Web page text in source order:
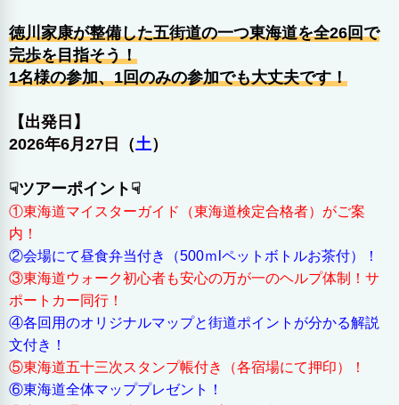
徳川家康が整備した五街道の一つ東海道を全26回で
完歩を目指そう！
1名様の参加、1回のみの参加でも大丈夫です！
【出発日】
2026年6月27日（土）
☟ツアーポイント☟
①東海道マイスターガイド（東海道検定合格者）がご案
内！
②会場にて昼食弁当付き（500ｍlペットボトルお茶付）！
③東海道ウォーク初心者も安心の万が一のヘルプ体制！サ
ポートカー同行！
④各回用のオリジナルマップと街道ポイントが分かる解説
文付き！
⑤東海道五十三次スタンプ帳付き（各宿場にて押印）！
⑥東海道全体マッププレゼント！